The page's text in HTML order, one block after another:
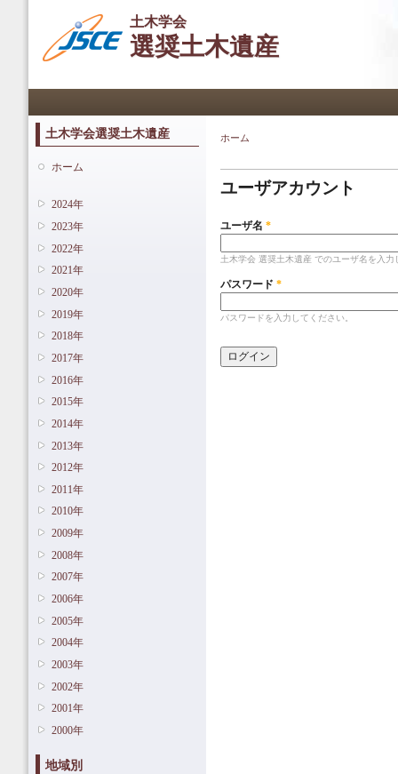
土木学会
選奨土木遺産
土木学会選奨土木遺産
ホーム
2024年
2023年
2022年
2021年
2020年
2019年
2018年
2017年
2016年
2015年
2014年
2013年
2012年
2011年
2010年
2009年
2008年
2007年
2006年
2005年
2004年
2003年
2002年
2001年
2000年
地域別
現在地
ホーム
ユーザアカウント
ユーザ名 *
土木学会 選奨土木遺産 でのユーザ名を入力
パスワード *
パスワードを入力してください。